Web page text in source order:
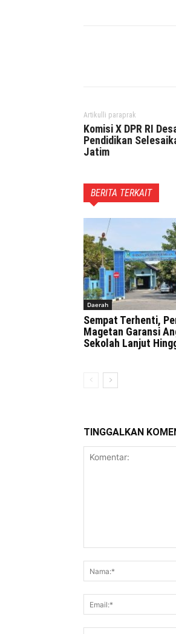
Artikulli paraprak
Komisi X DPR RI
Pendidikan
Jatim
BERITA TERKAIT
Daerah
Sempat Terhenti,
Magetan Garansi
Sekolah Lanjut
TINGGALKAN